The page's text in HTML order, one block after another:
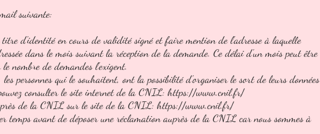
suivante:
d'identité en cours de validité signé et faire mention de l'adresse à laquelle
dans le mois suivant la réception de la demande. Ce délai d'un mois peut être
nombre de demandes l'exigent.
personnes qui le souhaitent, ont la possibilité d'organiser le sort de leurs données
consulter le site internet de la CNIL: https://www.cnil.fr/
de la CNIL sur le site de la CNIL: https://www.cnil.fr/
temps avant de déposer une réclamation auprès de la CNIL car nous sommes à